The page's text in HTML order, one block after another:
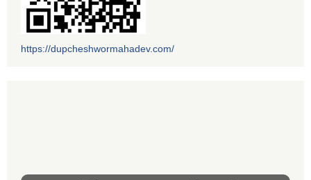
https://dupcheshwormahadev.com/